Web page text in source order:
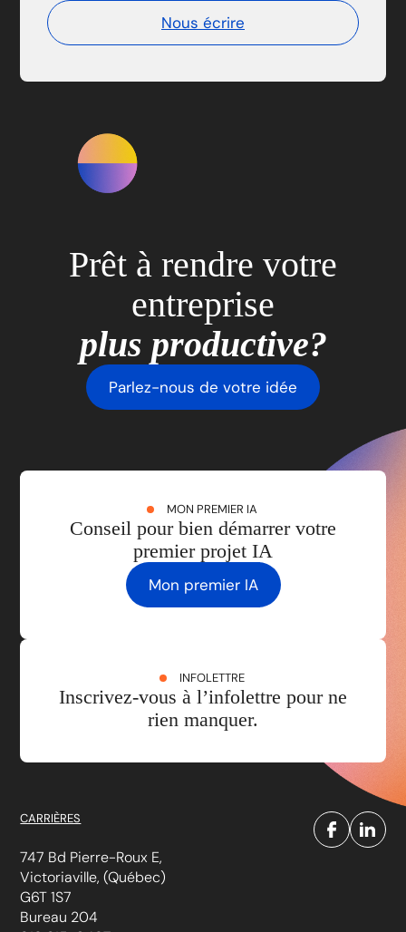
Nous écrire
Prêt à rendre votre
entreprise
plus productive?
Parlez-nous de votre idée
MON PREMIER IA
Conseil pour bien démarrer votre
premier projet IA
Mon premier IA
INFOLETTRE
Inscrivez-vous à l’infolettre pour ne
rien manquer.
CARRIÈRES
747 Bd Pierre-Roux E,
Victoriaville, (Québec)
G6T 1S7
Bureau 204